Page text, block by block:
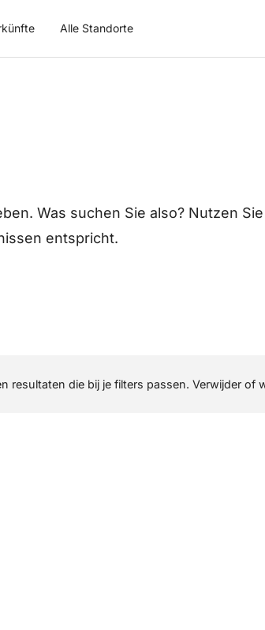
Alle Standorte
Was suchen Sie also? Nutzen
entspricht.
resultaten die bij je filters passen. Verwijder of